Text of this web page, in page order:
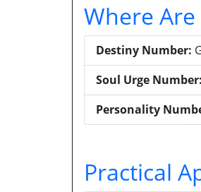
Where
Destiny Number:
Soul Urge Number:
Personality
Practical